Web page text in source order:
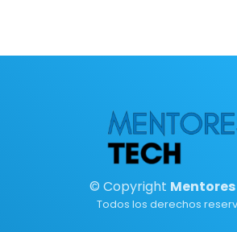
© Copyright
Todos los derechos